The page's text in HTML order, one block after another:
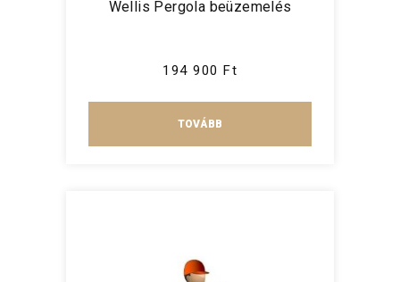
Wellis Pergola beüzemelés
194 900 Ft
TOVÁBB